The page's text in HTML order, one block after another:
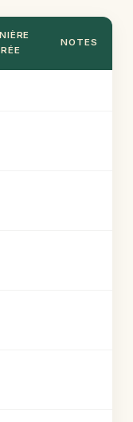
NOTES